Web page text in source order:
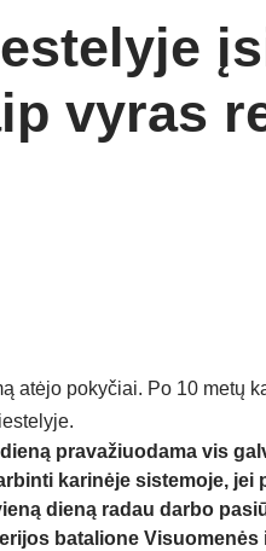
vyras
atėjo pokyčiai. Po 10 metų
pravažiuodama vis
karinėje sistemoje, jei
dieną radau darbo
batalione Visuomenės